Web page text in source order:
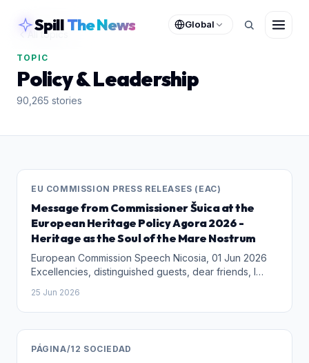
SpillThe News Global
All topics
TOPIC
Policy & Leadership
90,265 stories
EU COMMISSION PRESS RELEASES (EAC)
Message from Commissioner Šuica at the
European Heritage Policy Agora 2026 -
Heritage as the Soul of the Mare Nostrum
European Commission Speech Nicosia, 01 Jun 2026
Excellencies, distinguished guests, dear friends, I
European Heritage Policy Agora 2026 but due to
unavoidable ins...
25 Jun 2026
PÁGINA/12 SOCIEDAD